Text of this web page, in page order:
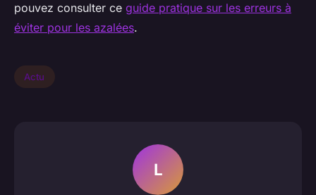
pouvez consulter ce guide pratique sur les erreurs à
éviter pour les azalées.
Actu
L